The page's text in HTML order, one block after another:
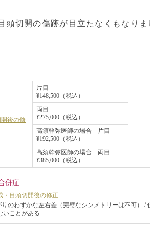
頭切開の傷跡が目立たなくもなりま
後の修
片目
¥148,500（税込）
両目
¥275,000（税込）
高須幹弥医師の場合 片目
¥192,500（税込）
高須幹弥医師の場合 両目
¥385,000（税込）
併症
・目頭切開後の修正
のわずかな左右差（完璧なシンメトリーは不可） /
いことがある